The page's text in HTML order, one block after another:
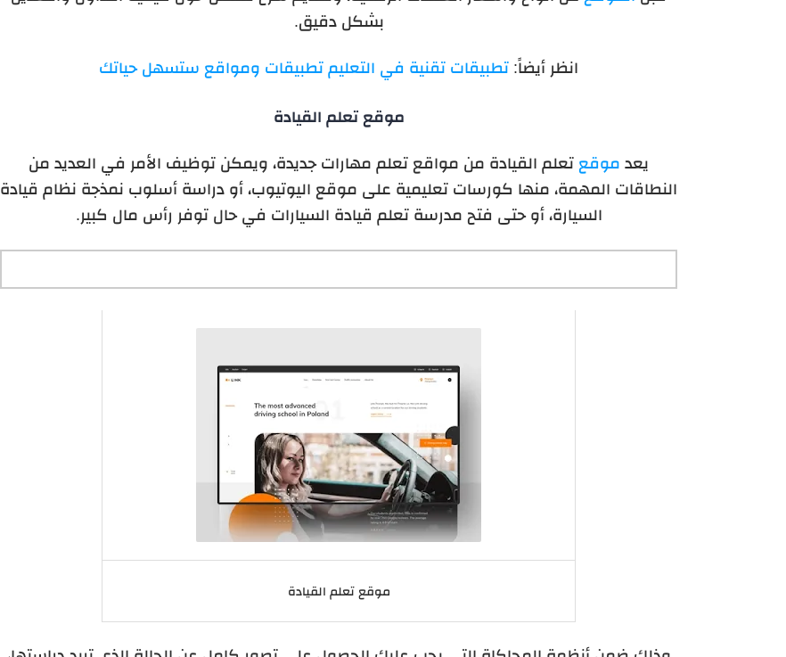
بشكل دقيق.
انظر أيضاً: تطبيقات تقنية في التعليم تطبيقات ومواقع ستسهل حياتك
موقع تعلم القيادة
يعد موقع تعلم القيادة من مواقع تعلم مهارات جديدة، ويمكن توظيف الأمر في العديد من
النطاقات المهمة، منها كورسات تعليمية على موقع اليوتيوب، أو دراسة أسلوب نمذجة نظام قيادة
السيارة، أو حتى فتح مدرسة تعلم قيادة السيارات في حال توفر رأس مال كبير.
موقع تعلم القيادة